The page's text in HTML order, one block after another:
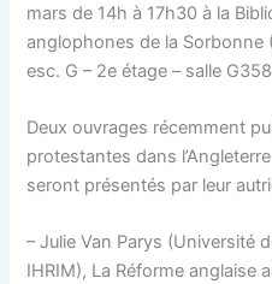
mars de 14h à 17h30 à la
anglophones de la Sorbonne
esc. G – 2e étage – salle
Deux ouvrages récemment
protestantes dans
seront présentés par leur
– Julie Van Parys (Université
IHRIM), La Réforme anglaise